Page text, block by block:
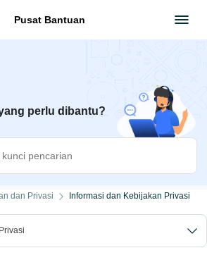
Pusat Bantuan
perlu dibantu?
dan Privasi Informasi dan Kebijakan Privasi